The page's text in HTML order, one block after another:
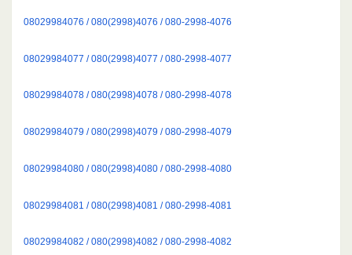
08029984076 / 080(2998)4076 / 080-2998-4076
08029984077 / 080(2998)4077 / 080-2998-4077
08029984078 / 080(2998)4078 / 080-2998-4078
08029984079 / 080(2998)4079 / 080-2998-4079
08029984080 / 080(2998)4080 / 080-2998-4080
08029984081 / 080(2998)4081 / 080-2998-4081
08029984082 / 080(2998)4082 / 080-2998-4082